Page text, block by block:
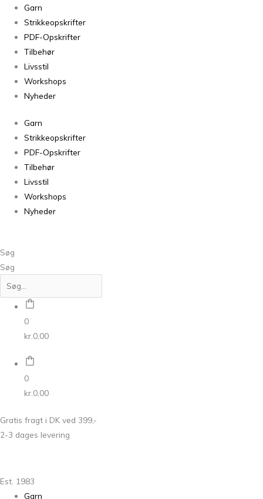
Garn
Strikkeopskrifter
PDF-Opskrifter
Tilbehør
Livsstil
Workshops
Nyheder
Garn
Strikkeopskrifter
PDF-Opskrifter
Tilbehør
Livsstil
Workshops
Nyheder
Søg
Søg
0
kr. 0,00
0
kr. 0,00
Gratis fragt i DK ved 399,-
2-3 dages levering
Est. 1983
Garn
efter
seneste